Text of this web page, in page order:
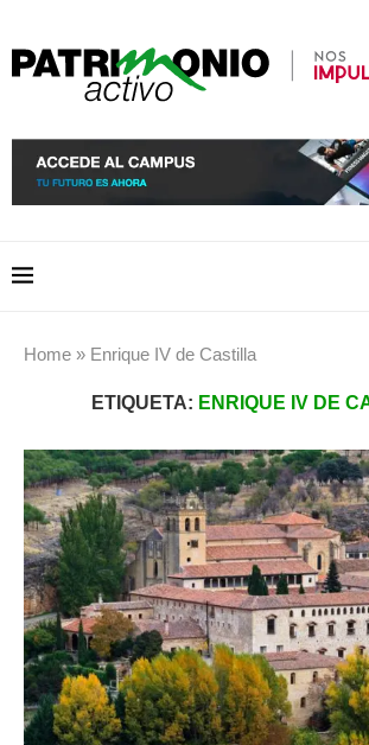
Home » Enrique IV de Castilla
ETIQUETA: ENRIQUE IV DE